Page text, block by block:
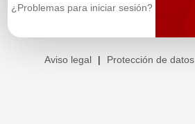
¿Problemas para iniciar sesión?
Aviso legal | Protección de datos